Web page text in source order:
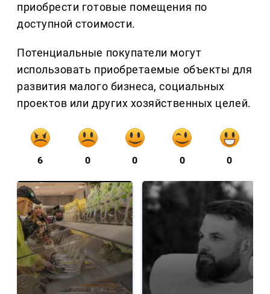
приобрести готовые помещения по
доступной стоимости.
Потенциальные покупатели могут
использовать приобретаемые объекты для
развития малого бизнеса, социальных
проектов или других хозяйственных целей.
6 0 0 0 0